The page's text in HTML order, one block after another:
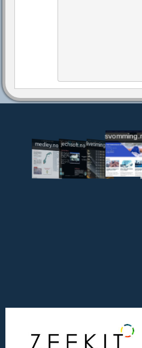
medley.no jechsoft.nolivetiming.medley.no